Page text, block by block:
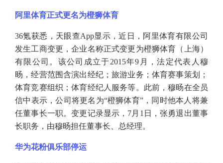
阿里体育正式更名为橙狮体育
36氪获悉，天眼查App显示，近日，阿里体育有限公司
发生工商变更，企业名称正式变更为橙狮体育（上海）
有限公司。该公司成立于2015年9月，法定代表人穆
旸，经营范围含演出经纪；旅游业务；体育赛事策划；
体育竞赛组织；体育经纪人服务等。此前，穆旸在全员
信中表示，公司将更名为“橙狮体育”，同时他本人将兼
任董事长一职。变更记录显示，7月1日，张勇退出董事
长职务，由穆旸担任董事长、总经理。
华为花粉俱乐部停运